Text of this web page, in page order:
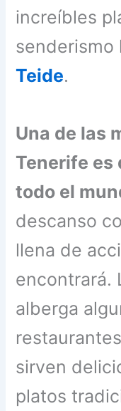
increíbles
senderismo
Teide.
Una de las
Tenerife es
todo el
descanso
llena de
encontrará.
alberga
sirven
platos